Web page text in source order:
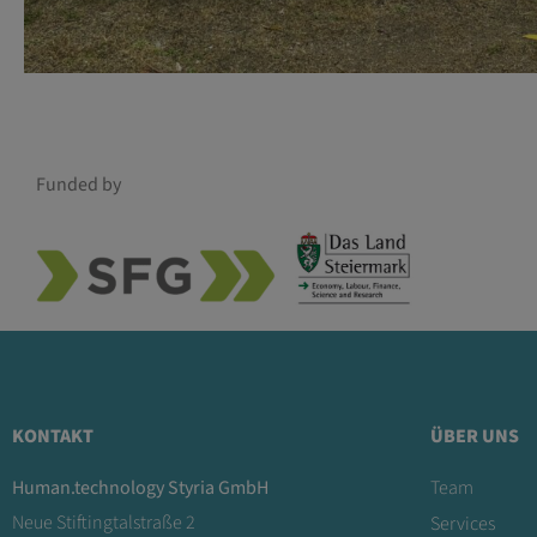
Funded by
KONTAKT
Human.technology Styria GmbH
Neue Stiftingtalstraße 2
ÜBER UNS
Team
Services